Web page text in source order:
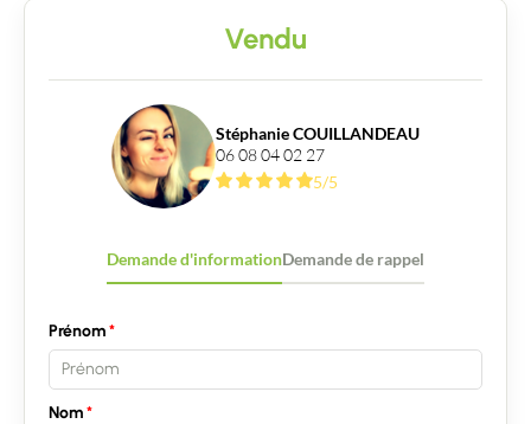
Vendu
Stéphanie COUILLANDEAU
06 08 04 02 27
5/5
Demande d'informationDemande de rappel
Prénom
Nom